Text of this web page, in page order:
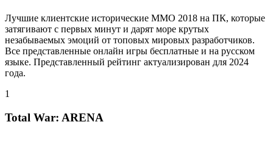
Лучшие клиентские исторические MMO 2018 на ПК, которые
затягивают с первых минут и дарят море крутых
незабываемых эмоций от топовых мировых разработчиков.
Все представленные онлайн игры бесплатные и на русском
языке. Представленный рейтинг актуализирован для 2024
года.
1
Total War: ARENA